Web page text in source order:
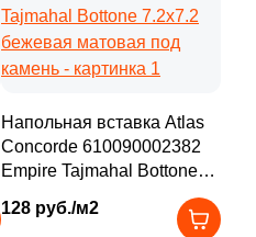
Напольная вставка Atlas
Concorde 610090002382
Empire Tajmahal Bottone
7.2x7.2 бежевая матовая
под камень
128 руб./м2